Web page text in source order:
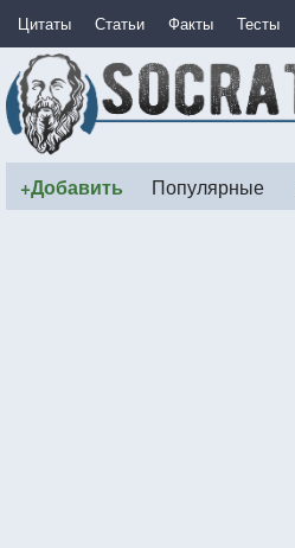
Цитаты Статьи Факты Тесты
+Добавить Популярные